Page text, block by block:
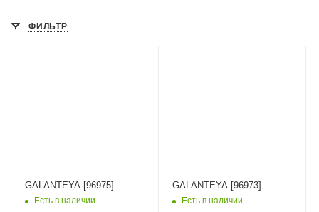
ФИЛЬТР
GALANTEYA [96975]
Есть в наличии
GALANTEYA [96973]
Есть в наличии